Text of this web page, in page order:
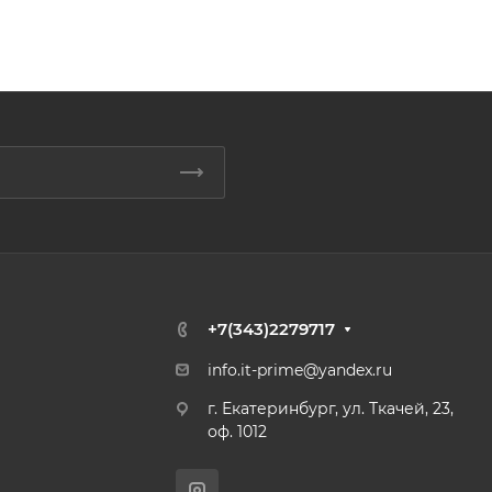
+7(343)2279717
info.it-prime@yandex.ru
г. Екатеринбург, ул. Ткачей, 23,
оф. 1012